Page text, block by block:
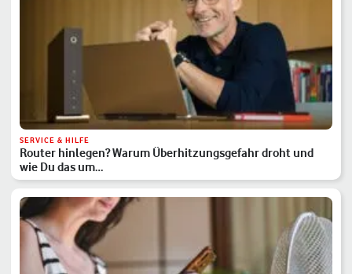
SERVICE & HILFE
Router hinlegen? Warum Überhitzungsgefahr droht und
wie Du das um…